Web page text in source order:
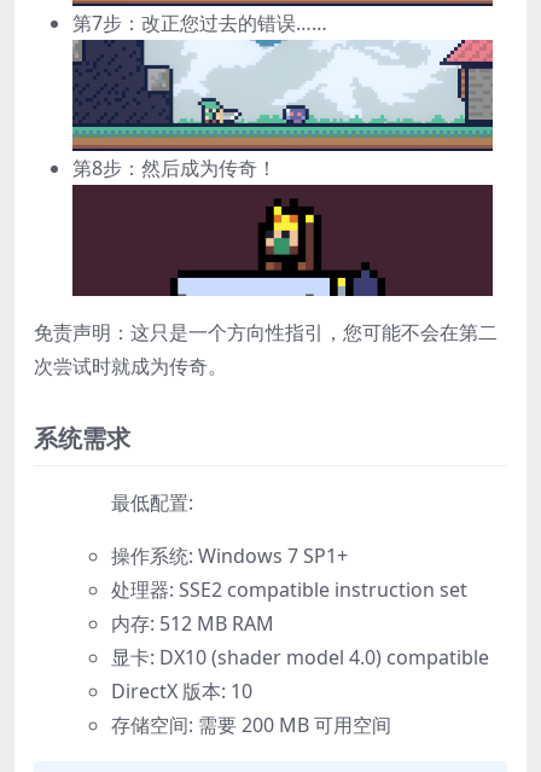
第7步：改正您过去的错误……
第8步：然后成为传奇！
免责声明：这只是一个方向性指引，您可能不会在第二
次尝试时就成为传奇。
系统需求
最低配置:
操作系统: Windows 7 SP1+
处理器: SSE2 compatible instruction set
内存: 512 MB RAM
显卡: DX10 (shader model 4.0) compatible
DirectX 版本: 10
存储空间: 需要 200 MB 可用空间